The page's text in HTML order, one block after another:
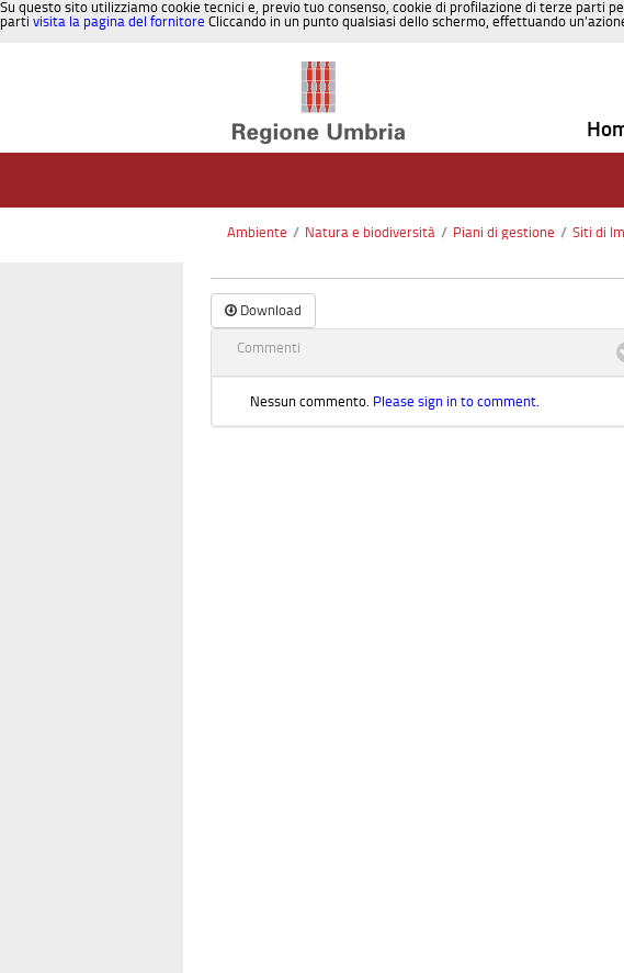
Su questo sito utilizziamo cookie tecnici e, previo tuo consenso, cookie di profilazione di terze parti
parti visita la pagina del fornitore Cliccando in un punto qualsiasi dello schermo, effettuando
Ambiente / Natura e biodiversità / Piani di gestione / Siti di
Download
Commenti
Nessun commento. Please sign in to comment.